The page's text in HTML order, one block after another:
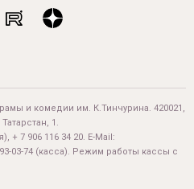
и комедии им. К.Тинчурина. 420021,
1.
+ 7 906 116 34 20. E-Mail:
03-74 (касса). Режим работы кассы с